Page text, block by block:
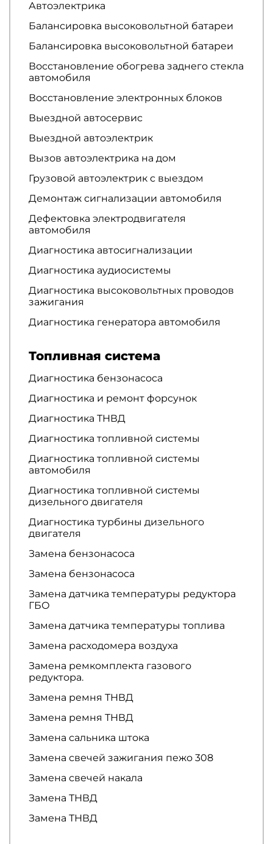
Автоэлектрика
Балансировка высоковольтной батареи
Балансировка высоковольтной батареи
Восстановление обогрева заднего стекла
автомобиля
Восстановление электронных блоков
Выездной автосервис
Выездной автоэлектрик
Вызов автоэлектрика на дом
Грузовой автоэлектрик с выездом
Демонтаж сигнализации автомобиля
Дефектовка электродвигателя
автомобиля
Диагностика автосигнализации
Диагностика аудиосистемы
Диагностика высоковольтных проводов
зажигания
Диагностика генератора автомобиля
Топливная система
Диагностика бензонасоса
Диагностика и ремонт форсунок
Диагностика ТНВД
Диагностика топливной системы
Диагностика топливной системы
автомобиля
Диагностика топливной системы
дизельного двигателя
Диагностика турбины дизельного
двигателя
Замена бензонасоса
Замена бензонасоса
Замена датчика температуры редуктора
ГБО
Замена датчика температуры топлива
Замена расходомера воздуха
Замена ремкомплекта газового
редуктора.
Замена ремня ТНВД
Замена ремня ТНВД
Замена сальника штока
Замена свечей зажигания пежо 308
Замена свечей накала
Замена ТНВД
Замена ТНВД